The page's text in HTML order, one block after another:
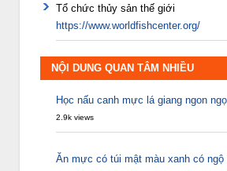
Tổ chức thủy sản thế giới
https://www.worldfishcenter.org/
NỘI DUNG QUAN TÂM NHIỀU
Học nấu canh mực lá giang ngon
2.9k views
Ăn mực có túi mật màu xanh có ngộ